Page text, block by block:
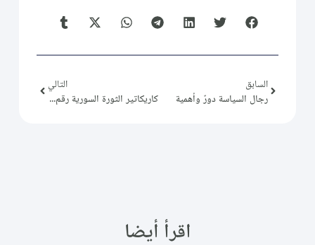
السابق
رجال السياسة دورٌ وأهمية
التالي
كاريكاتير الثورة السورية رقم (138)
اقرأ أيضا